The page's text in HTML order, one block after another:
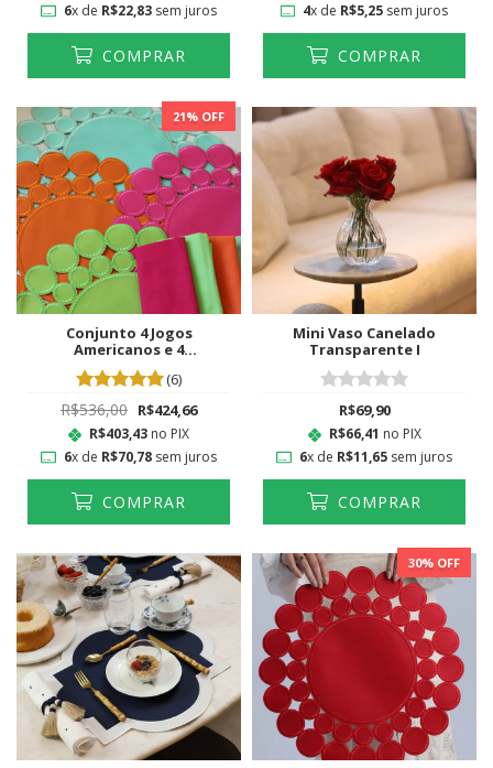
6x de R$22,83sem juros
COMPRAR
4x de R$5,25 sem juros
COMPRAR
21% OFF
Conjunto 4 Jogos
Americanos e 4
Guardanapos Color Block
(6)
R$536,00 R$424,66
R$403,43 no PIX
6x de R$70,78sem juros
COMPRAR
Mini Vaso Canelado
Transparente I
R$69,90
R$66,41 no PIX
6x de R$11,65sem juros
COMPRAR
30% OFF